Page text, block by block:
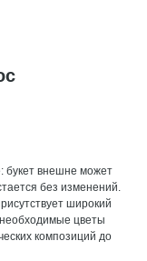
букет внешне может
без изменений.
широкий
цветы
композиций до